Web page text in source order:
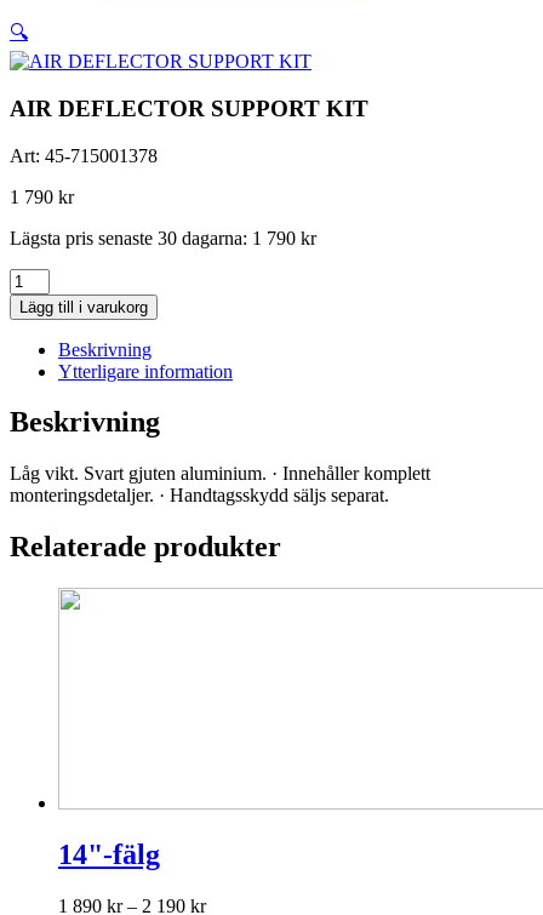
🔍
AIR DEFLECTOR SUPPORT KIT
Art: 45-715001378
1 790 kr
Lägsta pris senaste 30 dagarna: 1 790 kr
AIR
DEFLECTOR
SUPPORT
KIT
mängd
Lägg till i varukorg
Beskrivning
Ytterligare information
Beskrivning
Låg vikt. Svart gjuten aluminium. · Innehåller komplett
monteringsdetaljer. · Handtagsskydd säljs separat.
Relaterade produkter
14"-fälg
1 890 kr – 2 190 krPrisintervall: